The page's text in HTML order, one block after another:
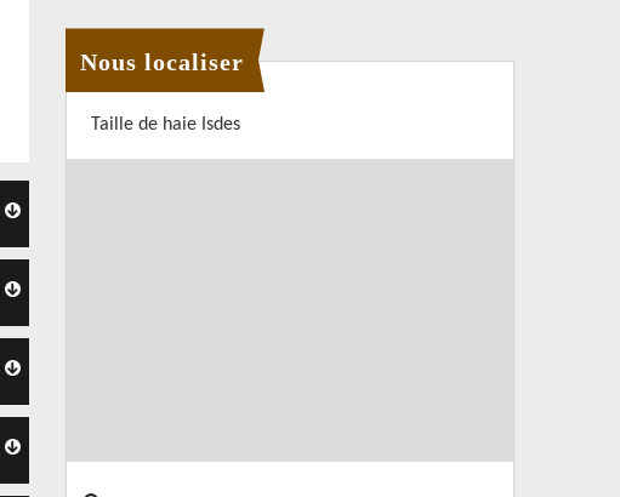
Nous localiser
Taille de haie Isdes